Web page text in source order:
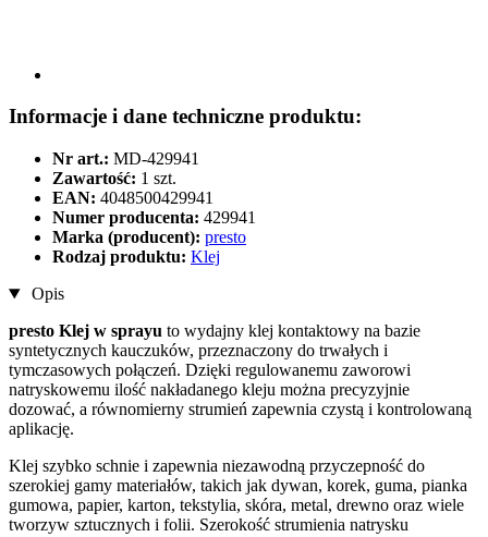
Informacje i dane techniczne produktu:
Nr art.: MD-429941
Zawartość: 1 szt.
EAN: 4048500429941
Numer producenta: 429941
Marka (producent): presto
Rodzaj produktu: Klej
Opis
presto Klej w sprayu to wydajny klej kontaktowy na bazie
syntetycznych kauczuków, przeznaczony do trwałych i
tymczasowych połączeń. Dzięki regulowanemu zaworowi
natryskowemu ilość nakładanego kleju można precyzyjnie
dozować, a równomierny strumień zapewnia czystą i kontrolowaną
aplikację.
Klej szybko schnie i zapewnia niezawodną przyczepność do
szerokiej gamy materiałów, takich jak dywan, korek, guma, pianka
gumowa, papier, karton, tekstylia, skóra, metal, drewno oraz wiele
tworzyw sztucznych i folii. Szerokość strumienia natrysku